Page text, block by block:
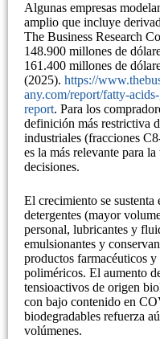
Algunas empresas
amplio que incluye
The Business Research
148.900 millones de
161.400 millones de
(2025). https://
any.com/report/fatty-
report. Para los
definición más restrictiva
industriales (fracciones
es la más relevante para la
decisiones.
El crecimiento se sustenta
detergentes (mayor
personal, lubricantes y
emulsionantes y
productos farmacéuticos
poliméricos. El aumento
tensioactivos de origen
con bajo contenido en
biodegradables refuerza
volúmenes.